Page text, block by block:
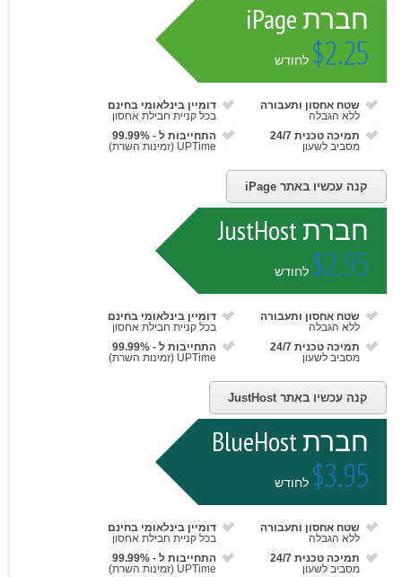
חברת iPage
$2.25 לחודש
שטח אחסון ותעבורה
ללא הגבלה
דומיין בינלאומי בחינם
בכל קניית חבילת אחסון
תמיכה טכנית 24/7
מסביב לשעון
התחייבות ל - 99.99%
UPTime (זמינות השרת)
קנה עכשיו באתר iPage
חברת JustHost
$2.95 לחודש
שטח אחסון ותעבורה
ללא הגבלה
דומיין בינלאומי בחינם
בכל קניית חבילת אחסון
תמיכה טכנית 24/7
מסביב לשעון
התחייבות ל - 99.99%
UPTime (זמינות השרת)
קנה עכשיו באתר JustHost
חברת BlueHost
$3.95 לחודש
שטח אחסון ותעבורה
ללא הגבלה
דומיין בינלאומי בחינם
בכל קניית חבילת אחסון
תמיכה טכנית 24/7
מסביב לשעון
התחייבות ל - 99.99%
UPTime (זמינות השרת)